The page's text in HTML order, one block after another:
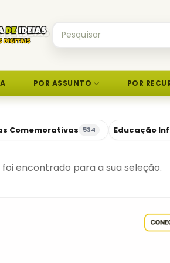
por:
POR ASSUNTO POR
Comemorativas 534 Educação
encontrado para a sua seleção.